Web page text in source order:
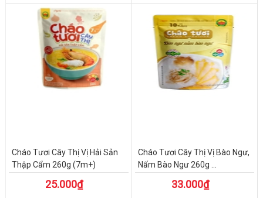
Cháo Tươi Cây Thị Vị Hải Sản
Thập Cẩm 260g (7m+)
25.000₫
Cháo Tươi Cây Thị Vị Bào Ngư,
Nấm Bào Ngư 260g ...
33.000₫